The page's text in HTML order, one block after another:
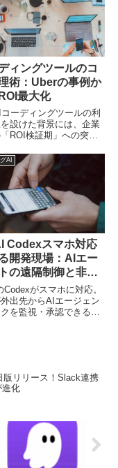
ィングツールのコ
術：Uberの事例か
最大化
ーディングツールの利
設けた背景には、企業
ROI検証期」への突入
続可能な開発環境を構
の戦略を解説する。
AI
Codexスマホ対応
開発現場：AIエー
の遠隔制御と非同
フロー
Codexがスマホに対応。
出先からAIエージェン
クを監視・承認できる
版リリース！Slack連携
進化